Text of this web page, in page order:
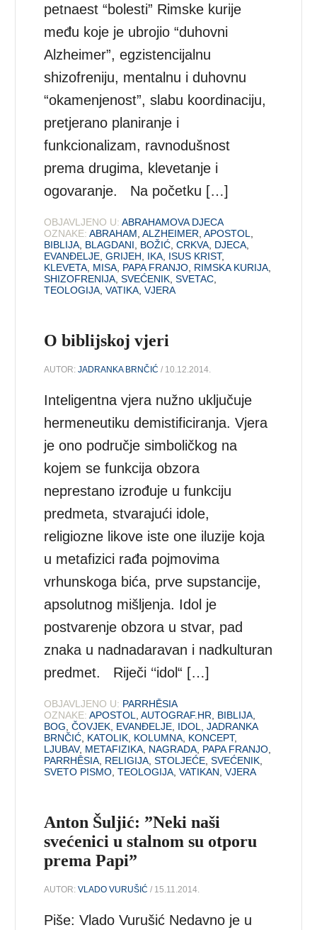
petnaest “bolesti” Rimske kurije
među koje je ubrojio “duhovni
Alzheimer”, egzistencijalnu
shizofreniju, mentalnu i duhovnu
“okamenjenost”, slabu koordinaciju,
pretjerano planiranje i
funkcionalizam, ravnodušnost
prema drugima, klevetanje i
ogovaranje. Na početku […]
OBJAVLJENO U: ABRAHAMOVA DJECA
OZNAKE: ABRAHAM ,ALZHEIMER ,APOSTOL
BIBLIJA BLAGDANI BOŽIĆ ,CRKVA DJECA
EVANĐELJE ,GRIJEH IKA ISUS KRIST,
KLEVETA MISA PAPA FRANJO RIMSKA KURIJA
SHIZOFRENIJA ,SVEĆENIK ,SVETAC
TEOLOGIJA ,VATIKA ,VJERA
O biblijskoj vjeri
AUTOR:JADRANKA BRNČIĆ / 10.12.2014.
Inteligentna vjera nužno uključuje
hermeneutiku demistificiranja. Vjera
je ono područje simboličkog na
kojem se funkcija obzora
neprestano izrođuje u funkciju
predmeta, stvarajući idole,
religiozne likove iste one iluzije koja
u metafizici rađa pojmovima
vrhunskoga bića, prve supstancije,
apsolutnog mišljenja. Idol je
postvarenje obzora u stvar, pad
znaka u nadnadaravan i nadkulturan
predmet. Riječi ‘‘idol“ […]
OBJAVLJENO U: PARRHĒSIA
OZNAKE: APOSTOL ,AUTOGRAF.HR BIBLIJA
BOG ,ČOVJEK EVANĐELJE IDOL ,JADRANKA
BRNČIĆ KATOLIK KOLUMNA KONCEPT,
LJUBAV, METAFIZIKA NAGRADA PAPA FRANJO
PARRHĒSIA RELIGIJA ,STOLJEĆE ,SVEĆENIK
SVETO PISMO ,TEOLOGIJA ,VATIKAN ,VJERA
Anton Šuljić: ”Neki naši
svećenici u stalnom su otporu
prema Papi”
AUTOR:VLADO VURUŠIĆ / 15.11.2014.
Piše: Vlado Vurušić Nedavno je u